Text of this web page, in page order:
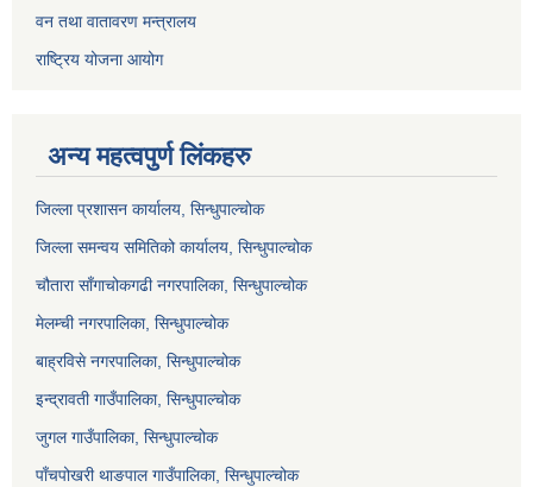
वन तथा वातावरण मन्त्रालय
राष्ट्रिय योजना आयोग
अन्य महत्वपुर्ण लिंकहरु
जिल्ला प्रशासन कार्यालय, सिन्धुपाल्चोक
जिल्ला समन्वय समितिको कार्यालय, सिन्धुपाल्चोक
चौतारा साँगाचोकगढी नगरपालिका, सिन्धुपाल्चोक
मेलम्ची नगरपालिका, सिन्धुपाल्चोक
बाह्रविसे नगरपालिका, सिन्धुपाल्चोक
इन्द्रावती गाउँपालिका, सिन्धुपाल्चोक
जुगल गाउँपालिका, सिन्धुपाल्चोक
पाँचपोखरी थाङपाल गाउँपालिका, सिन्धुपाल्चोक